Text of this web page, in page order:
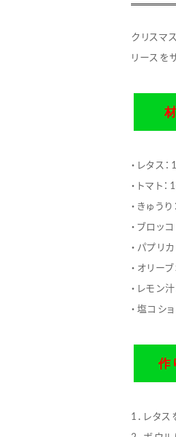
クリスマ
リースを
・レタス
・トマト：
・きゅうり
・ブロッ
・パプリ
・オリー
・レモン
・塩コシ
作
1．レタ